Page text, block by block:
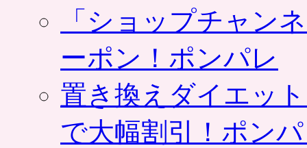
「ショップチャン
ーポン！ポンパレ
置き換えダイエッ
で大幅割引！ポン